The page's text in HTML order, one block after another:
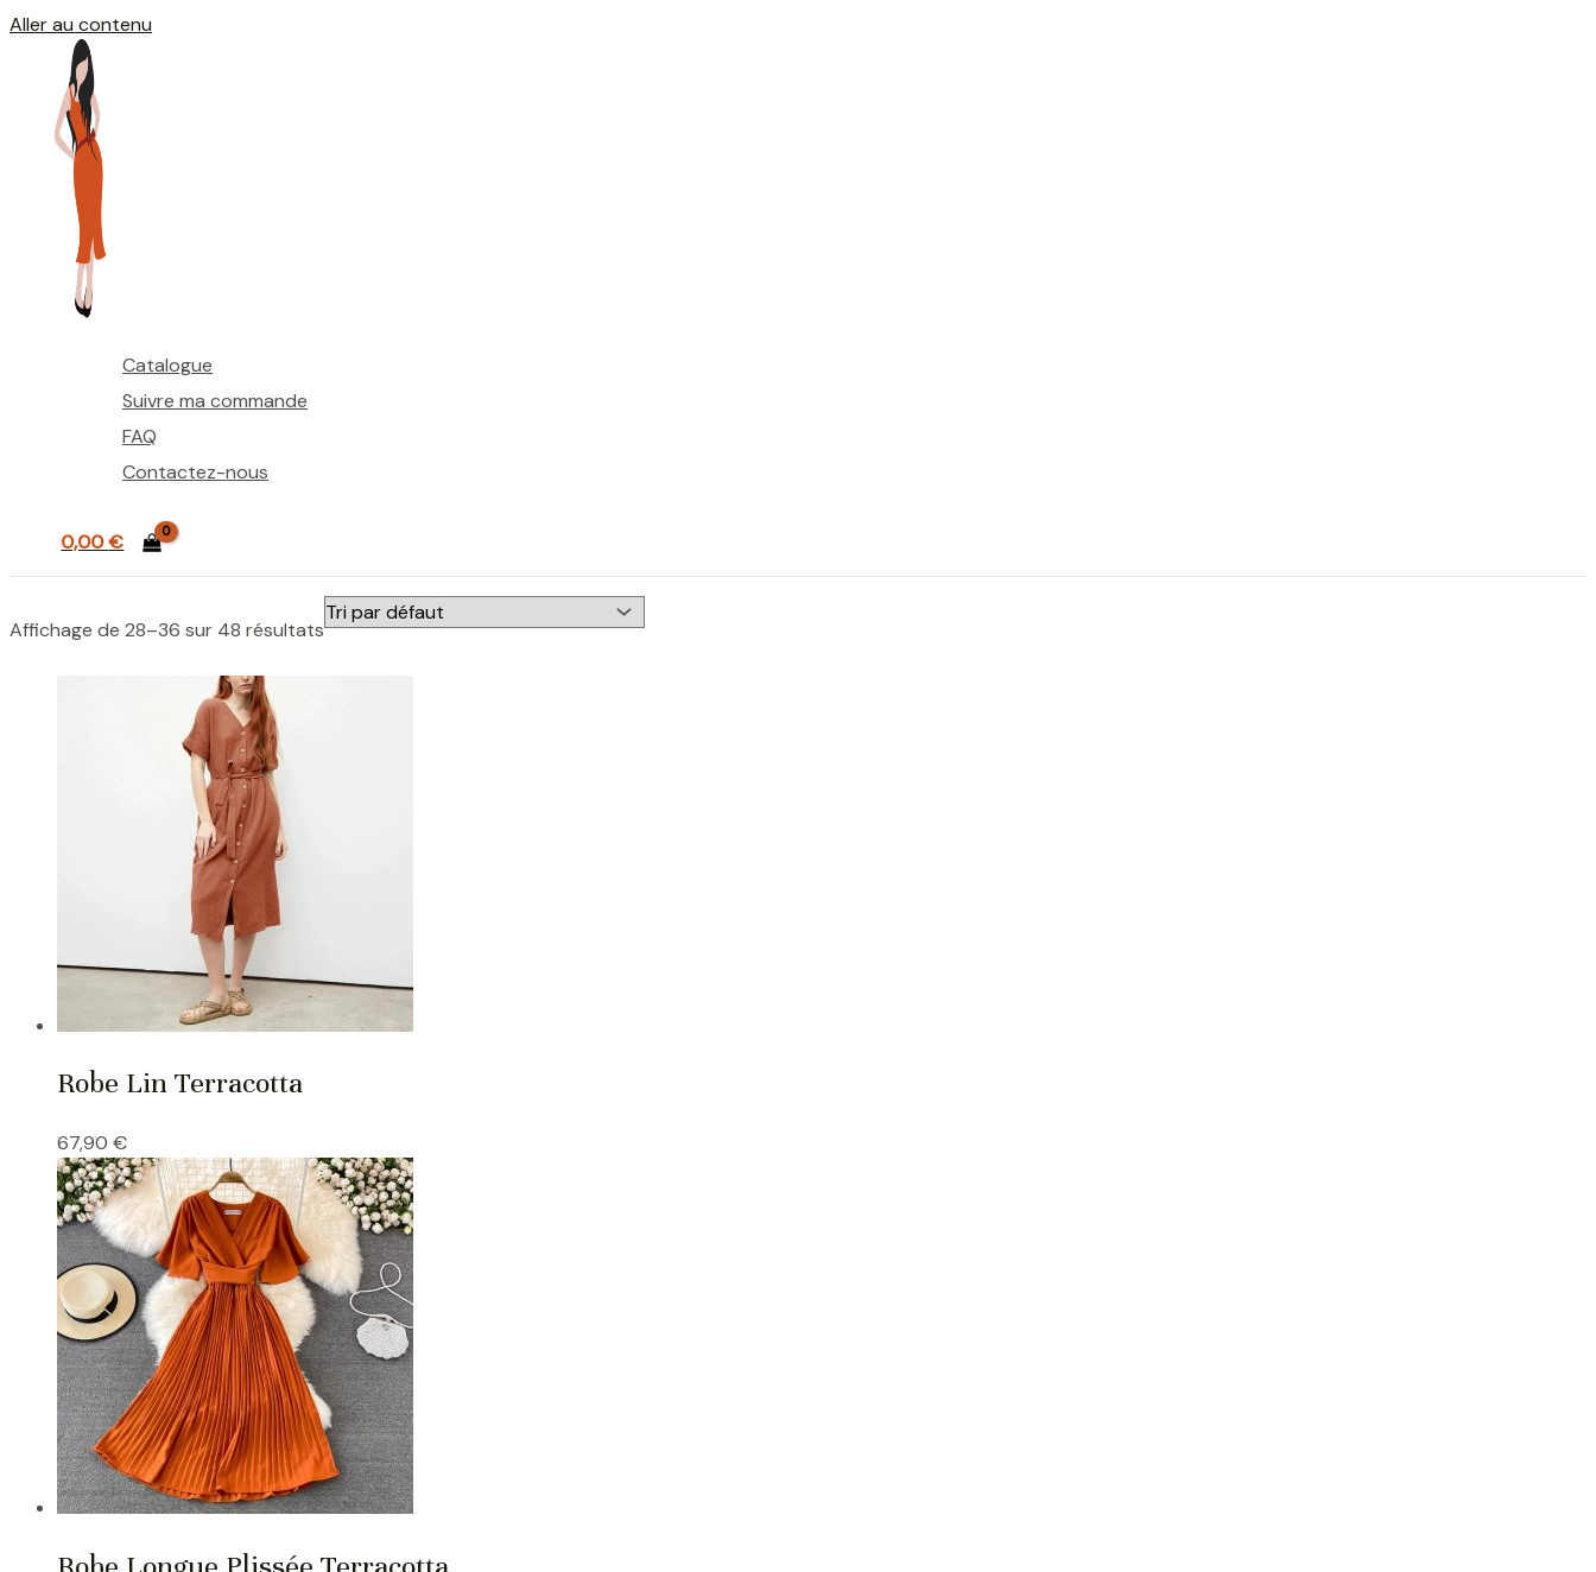
Aller au contenu
Catalogue
Suivre ma commande
FAQ
Contactez-nous
0,00€
Affichage de 28–36 sur 48 résultats
Robe Lin Terracotta
67,90 €